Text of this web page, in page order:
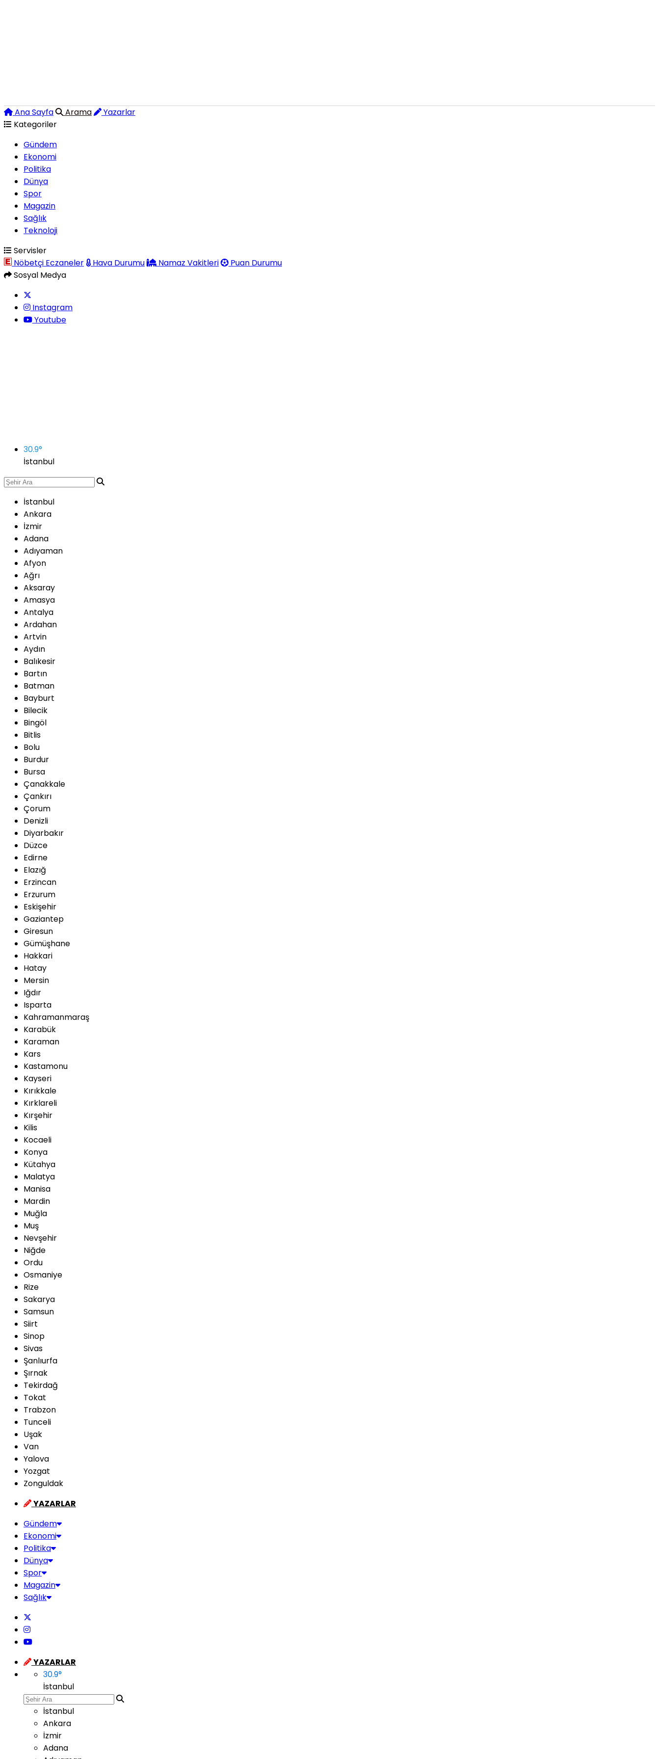
Ana Sayfa Arama
Yazarlar
Kategoriler
Gündem
Ekonomi
Politika
Dünya
Spor
Magazin
Sağlık
Teknoloji
Servisler
Nöbetçi Eczaneler
Hava Durumu Namaz Vakitleri
Puan Durumu
Sosyal Medya
Instagram
Youtube
30.9°
İstanbul
İstanbul
Ankara
İzmir
Adana
Adıyaman
Afyon
Ağrı
Aksaray
Amasya
Antalya
Ardahan
Artvin
Aydın
Balıkesir
Bartın
Batman
Bayburt
Bilecik
Bingöl
Bitlis
Bolu
Burdur
Bursa
Çanakkale
Çankırı
Çorum
Denizli
Diyarbakır
Düzce
Edirne
Elazığ
Erzincan
Erzurum
Eskişehir
Gaziantep
Giresun
Gümüşhane
Hakkari
Hatay
Mersin
Iğdır
Isparta
Kahramanmaraş
Karabük
Karaman
Kars
Kastamonu
Kayseri
Kırıkkale
Kırklareli
Kırşehir
Kilis
Kocaeli
Konya
Kütahya
Malatya
Manisa
Mardin
Muğla
Muş
Nevşehir
Niğde
Ordu
Osmaniye
Rize
Sakarya
Samsun
Siirt
Sinop
Sivas
Şanlıurfa
Şırnak
Tekirdağ
Tokat
Trabzon
Tunceli
Uşak
Van
Yalova
Yozgat
Zonguldak
YAZARLAR
Gündem
Ekonomi
Politika
Dünya
Spor
Magazin
Sağlık
YAZARLAR
30.9°
İstanbul
İstanbul
Ankara
İzmir
Adana